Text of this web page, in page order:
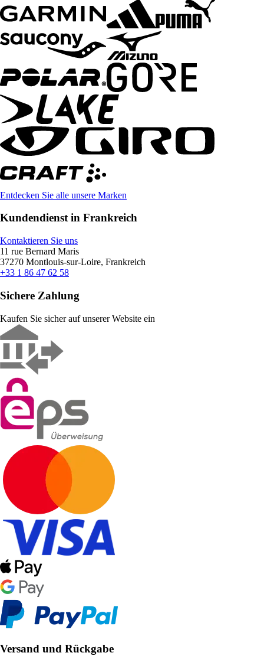
Entdecken Sie alle unsere Marken
Kundendienst in Frankreich
Kontaktieren Sie uns
11 rue Bernard Maris
37270 Montlouis-sur-Loire, Frankreich
+33 1 86 47 62 58
Sichere Zahlung
Kaufen Sie sicher auf unserer Website ein
Versand und Rückgabe